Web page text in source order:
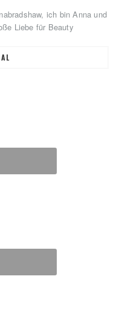
ich bin Anna und
Liebe für Beauty